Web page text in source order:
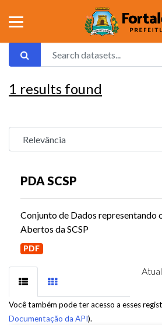
1 results found
PDA SCSP
Conjunto de Dados representando
Abertos da SCSP
PDF
Você também pode ter acesso a esses
Documentação da API).